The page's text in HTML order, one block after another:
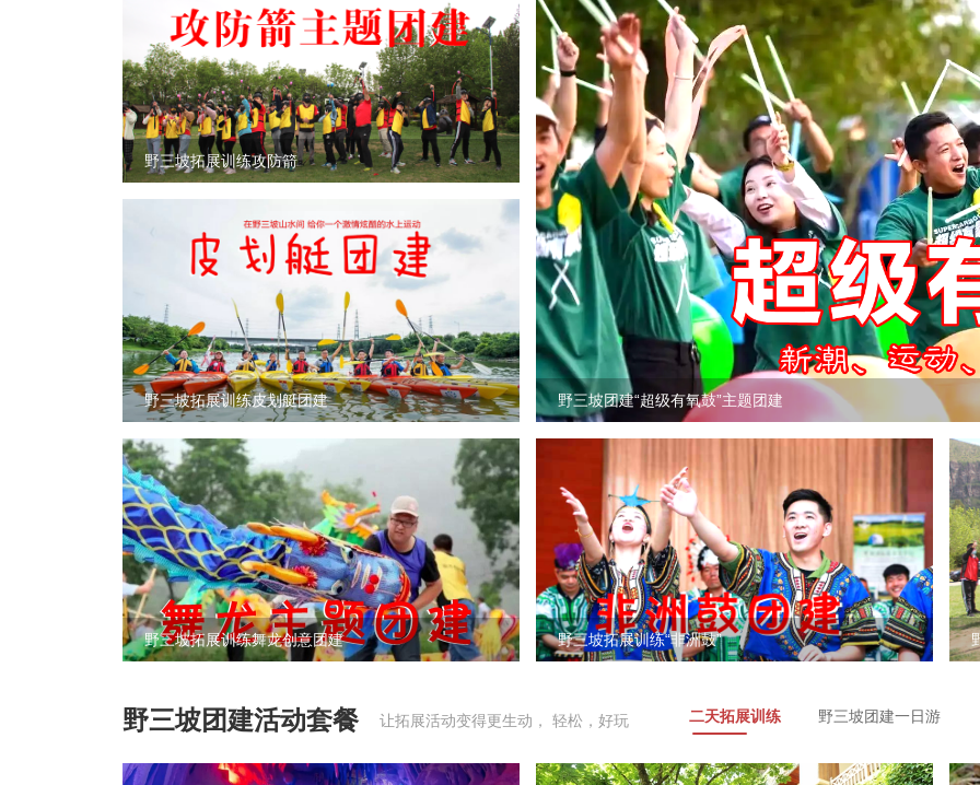
野三坡拓展训练攻防箭
野三坡团建“超级有氧鼓”主题团建
野三坡拓展训练皮划艇团建
野三坡拓展训练舞龙创意团建 野三坡拓展训练“非洲鼓”
野三坡团建活动套餐 让拓展活动变得更生动， 轻松，好玩 二天拓展训练 野三坡团建一日游